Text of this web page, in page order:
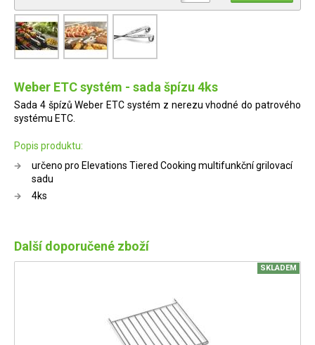
Weber ETC systém - sada špízu 4ks
Sada 4 špízů Weber ETC systém z nerezu vhodné do patrového
systému ETC.
Popis produktu:
určeno pro Elevations Tiered Cooking multifunkční grilovací
sadu
4ks
Další doporučené zboží
SKLADEM